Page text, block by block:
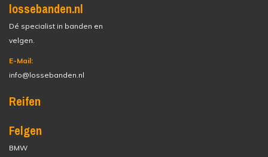
lossebanden.nl
Dé specialist in banden en
velgen.
E-Mail:
info@lossebanden.nl
Reifen
Felgen
BMW